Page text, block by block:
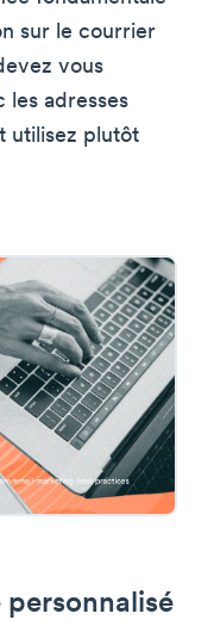
sur le courrier
vous
les adresses
utilisez plutôt
personnalisé